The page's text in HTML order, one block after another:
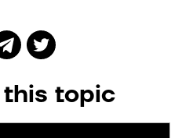
topic